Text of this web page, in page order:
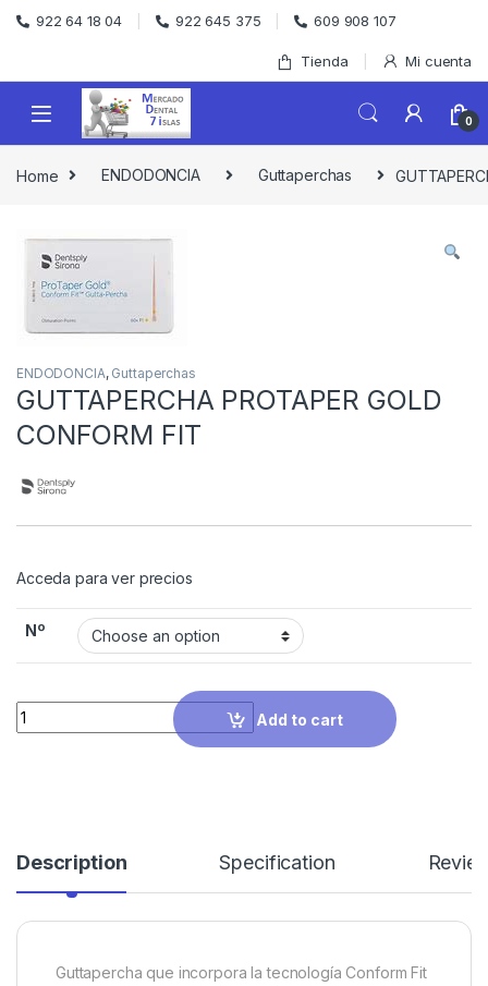
Skip to navigation
Skip to content
922 64 18 04 922 645 375 609 908 107
Tienda Mi cuenta
0
Home ENDODONCIA Guttaperchas
ENDODONCIA, Guttaperchas
GUTTAPERCHA PROTAPER GOLD
CONFORM FIT
Acceda para ver precios
Nº
Quantity
Add to cart
Description Specification
Guttapercha que incorpora la tecnología Conform Fit